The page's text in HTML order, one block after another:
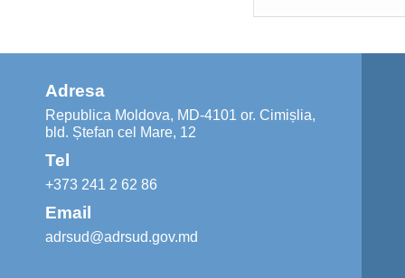
Adresa
Republica Moldova, MD-4101 or. Cimișlia,
bld. Ștefan cel Mare, 12
Tel
+373 241 2 62 86
Email
adrsud@adrsud.gov.md